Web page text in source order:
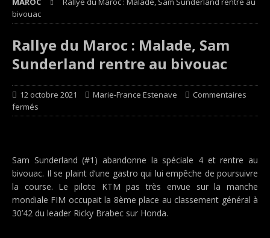
bivouac
Rallye du Maroc : Malade, Sam
Sunderland rentre au bivouac
12 octobre 2021 Marie-France Estenave
Commentaires
fermés
Sam Sunderland (#1) abandonne la spéciale 4 et rentre au
bivouac. Il se plaint d’une gastro qui lui empêche de poursuivre
la course. Le pilote KTM pas très envue sur la manche
mondiale FIM occupait la 8ème place au classement général à
30’42 du leader Ricky Brabec sur Honda.